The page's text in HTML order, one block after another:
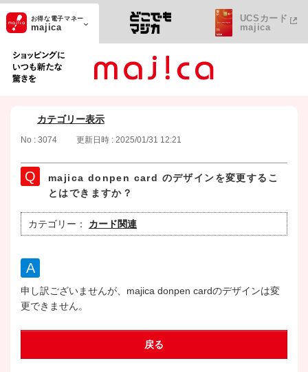
ショッピングにいつも新たな驚きを
お得な電子マネー
majica
UCSカード
majica
カテゴリー表示
No : 3074 更新日時 : 2025/01/31 12:21
majica donpen card のデザインを変更するこ
とはできますか？
カテゴリー： カード関連
申し訳ございませんが、majica donpen cardのデザインは変
更できません。
戻る